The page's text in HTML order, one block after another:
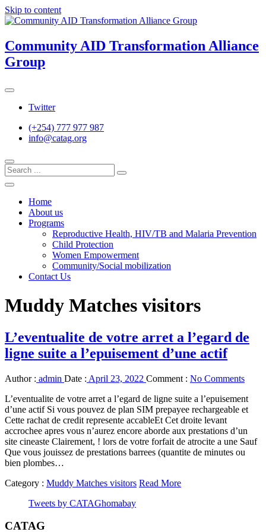
Skip to content
Community AID Transformation Alliance
Group
Twitter
(+254) 777 977 987
info@catag.org
Home
About us
Programs
Reproductive Health, HIV/TB and Malaria Prevention
Child Protection
Women Empowerment
Community/Social mobilization
Contact Us
Muddy Matches visitors
L’eventualite de votre arret a l’egard de
ligne suite a l’epuisement d’une actif
Author : admin Date : April 23, 2022 Comment : No Comments
L’eventualite de votre arret a l’egard de ligne suite a l’epuisement
d’une actif Si vous pouvez de plan SIM prepayee rechargeable et
Cette rachat de credit represente accableEt Cet droite levant
accrochee apres vous n’aurez encore aborde aux prestations d’un
site cineaste Clairement, ! lors de votre forfait de atrocite a une Sauf
Que vous jouissez de prestations barrees (quantite de minutes ou
bien plombes…
Category : Muddy Matches visitors Read More
Tweets by CATAGhomabay
CATAG